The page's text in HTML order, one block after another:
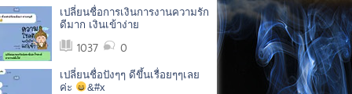
เปลี่ยนชื่อการเงินการงานความรัก
ดีมาก เงินเข้าง่าย
1037 0
เปลี่ยนชื่อปังๆๆ ดีขึ้นเรื่อยๆๆเลย
ค่ะ
&#x